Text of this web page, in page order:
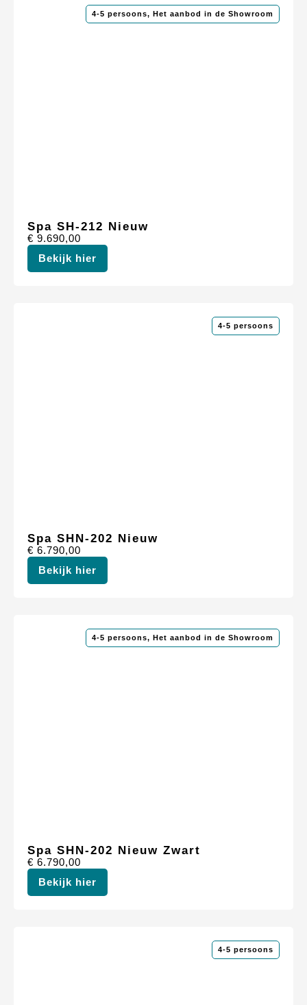
4-5 persoons, Het aanbod in de Showroom
Spa SH-212 Nieuw
€ 9.690,00
Bekijk hier
4-5 persoons
Spa SHN-202 Nieuw
€ 6.790,00
Bekijk hier
4-5 persoons, Het aanbod in de Showroom
Spa SHN-202 Nieuw Zwart
€ 6.790,00
Bekijk hier
4-5 persoons